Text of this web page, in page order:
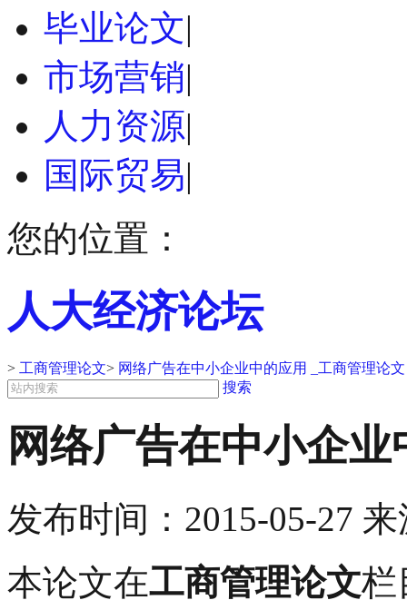
毕业论文|
市场营销|
人力资源|
国际贸易|
您的位置：
人大经济论坛
> 工商管理论文> 网络广告在中小企业中的应用 _工商管理论文
搜索
网络广告在中小企
发布时间： 2015-05-27 来
本论文在工商管理论文栏